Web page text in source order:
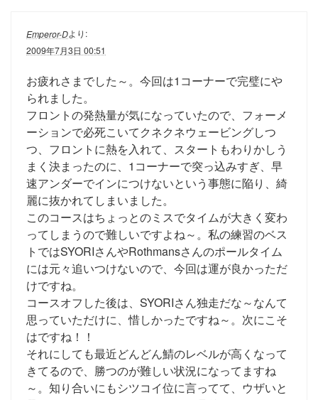
Emperor-Dより:
2009年7月3日 00:51
お疲れさまでした～。今回は1コーナーで完璧にや
られました。
フロントの発熱量が気になっていたので、フォーメ
ーションで必死こいてクネクネウェービングしつ
つ、フロントに熱を入れて、スタートもわりかしう
まく決まったのに、1コーナーで突っ込みすぎ、早
速アンダーでインにつけないという事態に陥り、綺
麗に抜かれてしまいました。
このコースはちょっとのミスでタイムが大きく変わ
ってしまうので難しいですよね～。私の練習のベス
トではSYORIさんやRothmansさんのポールタイム
には元々追いつけないので、今回は運が良かっただ
けですね。
コースオフした後は、SYORIさん独走だな～なんて
思っていただけに、惜しかったですね～。次にこそ
はですね！！
それにしても最近どんどん鯖のレベルが高くなって
きてるので、勝つのが難しい状況になってますね
～。知り合いにもシツコイ位に言ってて、ウザいと